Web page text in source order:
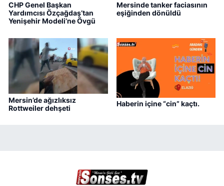
CHP Genel Başkan
Yardımcısı Özçağdaş’tan
Yenişehir Modeli’ne Övgü
Mersinde tanker faciasının
eşiğinden dönüldü
Mersin’de ağızlıksız
Rottweiler dehşeti
Haberin içine “cin” kaçtı.